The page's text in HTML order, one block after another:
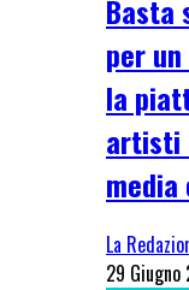
Basta
per
la
artisti
media
La
29 Giugno